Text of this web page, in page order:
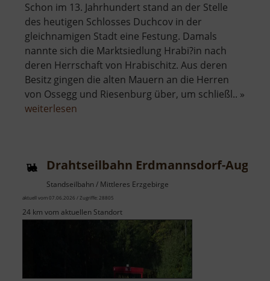
Schon im 13. Jahrhundert stand an der Stelle
des heutigen Schlosses Duchcov in der
gleichnamigen Stadt eine Festung. Damals
nannte sich die Marktsiedlung Hrabi?in nach
deren Herrschaft von Hrabischitz. Aus deren
Besitz gingen die alten Mauern an die Herren
von Ossegg und Riesenburg über, um schließl.. »
weiterlesen
Drahtseilbahn Erdmannsdorf-
Standseilbahn / Mittleres Erzgebirge
aktuell vom 07.06.2026 / Zugriffe: 28805
24 km vom aktuellen Standort